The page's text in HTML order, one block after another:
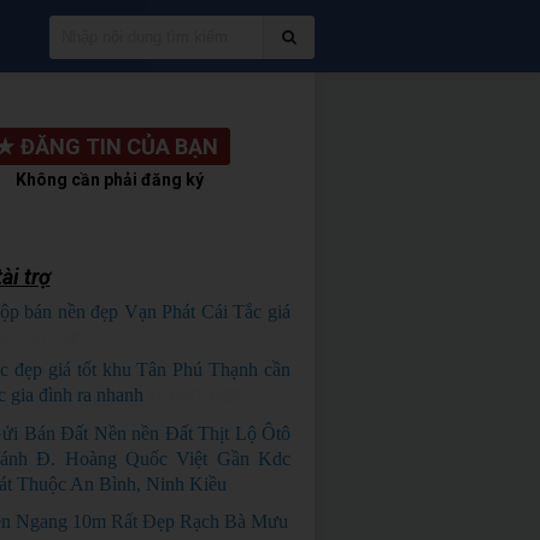
ĐĂNG TIN CỦA BẠN
Không cần phải đăng ký
trợ
bán nền đẹp Vạn Phát Cái Tắc giá
đẹp giá tốt khu Tân Phú Thạnh cần
gia đình ra nhanh
Bán Đất Nền nền Đất Thịt Lộ Ôtô
Đ. Hoàng Quốc Việt Gần Kdc
Thuộc An Bình, Ninh Kiều
Ngang 10m Rất Đẹp Rạch Bà Mưu